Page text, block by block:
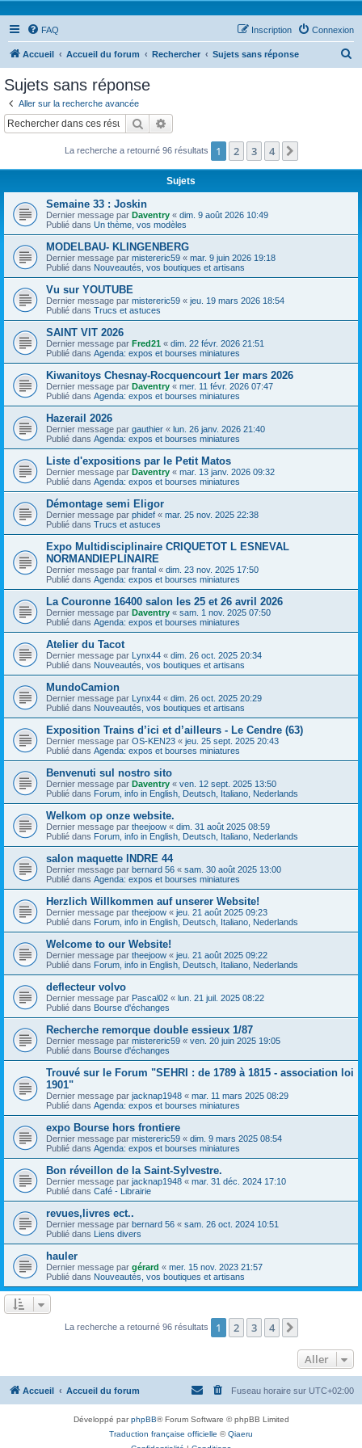
FAQ Connexion
Inscription
Accueil Accueil du forum Rechercher Sujets sans réponse
c
Sujets sans réponse
Aller sur la recherche avancée
Rechercher
La recherche a retourné 96 résultats 1 2 3 4
Sujets
Semaine 33 : Joskin
Dernier message par Daventry « dim. 9 août 2026 10:49
Publié dans Un thème, vos modèles
MODELBAU- KLINGENBERG
Dernier message par mistereric59 « mar. 9 juin 2026 19:18
Publié dans Nouveautés, vos boutiques et artisans
Vu sur YOUTUBE
Dernier message par mistereric59 « jeu. 19 mars 2026 18:54
Publié dans Trucs et astuces
SAINT VIT 2026
Dernier message par Fred21 « dim. 22 févr. 2026 21:51
Publié dans Agenda: expos et bourses miniatures
Kiwanitoys Chesnay-Rocquencourt 1er mars 2026
Dernier message par Daventry « mer. 11 févr. 2026 07:47
Publié dans Agenda: expos et bourses miniatures
Hazerail 2026
Dernier message par gauthier « lun. 26 janv. 2026 21:40
Publié dans Agenda: expos et bourses miniatures
Liste d'expositions par le Petit Matos
Dernier message par Daventry « mar. 13 janv. 2026 09:32
Publié dans Agenda: expos et bourses miniatures
Démontage semi Eligor
Dernier message par phidef « mar. 25 nov. 2025 22:38
Publié dans Trucs et astuces
Expo Multidisciplinaire CRIQUETOT L ESNEVAL
NORMANDIEPLINAIRE
Dernier message par frantal « dim. 23 nov. 2025 17:50
Publié dans Agenda: expos et bourses miniatures
La Couronne 16400 salon les 25 et 26 avril 2026
Dernier message par Daventry « sam. 1 nov. 2025 07:50
Publié dans Agenda: expos et bourses miniatures
Atelier du Tacot
Dernier message par Lynx44 « dim. 26 oct. 2025 20:34
Publié dans Nouveautés, vos boutiques et artisans
MundoCamion
Dernier message par Lynx44 « dim. 26 oct. 2025 20:29
Publié dans Nouveautés, vos boutiques et artisans
Exposition Trains d’ici et d’ailleurs - Le Cendre (63)
Dernier message par OS-KEN23 « jeu. 25 sept. 2025 20:43
Publié dans Agenda: expos et bourses miniatures
Benvenuti sul nostro sito
Dernier message par Daventry « ven. 12 sept. 2025 13:50
Publié dans Forum, info in English, Deutsch, Italiano, Nederlands
Welkom op onze website.
Dernier message par theejoow « dim. 31 août 2025 08:59
Publié dans Forum, info in English, Deutsch, Italiano, Nederlands
salon maquette INDRE 44
Dernier message par bernard 56 « sam. 30 août 2025 13:00
Publié dans Agenda: expos et bourses miniatures
Herzlich Willkommen auf unserer Website!
Dernier message par theejoow « jeu. 21 août 2025 09:23
Publié dans Forum, info in English, Deutsch, Italiano, Nederlands
Welcome to our Website!
Dernier message par theejoow « jeu. 21 août 2025 09:22
Publié dans Forum, info in English, Deutsch, Italiano, Nederlands
deflecteur volvo
Dernier message par Pascal02 « lun. 21 juil. 2025 08:22
Publié dans Bourse d'échanges
Recherche remorque double essieux 1/87
Dernier message par mistereric59 « ven. 20 juin 2025 19:05
Publié dans Bourse d'échanges
Trouvé sur le Forum "SEHRI : de 1789 à 1815 - association loi
1901"
Dernier message par jacknap1948 « mar. 11 mars 2025 08:29
Publié dans Agenda: expos et bourses miniatures
expo Bourse hors frontiere
Dernier message par mistereric59 « dim. 9 mars 2025 08:54
Publié dans Agenda: expos et bourses miniatures
Bon réveillon de la Saint-Sylvestre.
Dernier message par jacknap1948 « mar. 31 déc. 2024 17:10
Publié dans Café - Librairie
revues,livres ect..
Dernier message par bernard 56 « sam. 26 oct. 2024 10:51
Publié dans Liens divers
hauler
Dernier message par gérard « mer. 15 nov. 2023 21:57
Publié dans Nouveautés, vos boutiques et artisans
La recherche a retourné 96 résultats 1 2 3 4
Aller
Accueil Accueil du forum Fuseau horaire sur UTC+02:00
Développé parphpBB® Forum Software © phpBB Limited
Traduction française officielle ©Qiaeru